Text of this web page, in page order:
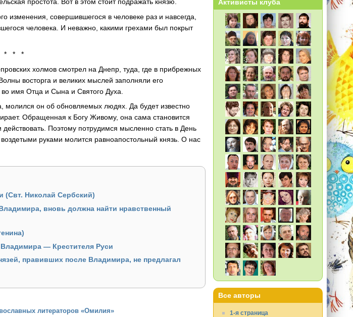
простота. Вот в этом стоит подражать князю.
изменения, совершившегося в человеке раз и навсегда,
человека. И неважно, какими грехами был покрыт
* * *
холмов смотрел на Днепр, туда, где в прибрежных
восторга и великих мыслей заполняли его
имя Отца и Сына и Святого Духа.
он об обновляемых людях. Да будет известно
Обращенная к Богу Живому, она сама становится
Поэтому потрудимся мысленно стать в День
руками молится равноапостольный князь. О нас
(Свт. Николай Сербский)
вновь должна найти нравственный
— Крестителя Руси
правивших после Владимира, не предлагал
литераторов «Омилия»
Активисты клуба
Все авторы
1-я страница